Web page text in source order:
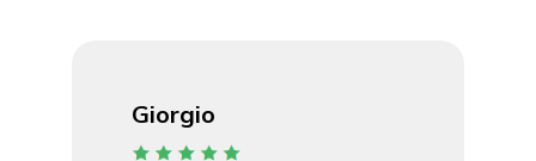
Giorgio